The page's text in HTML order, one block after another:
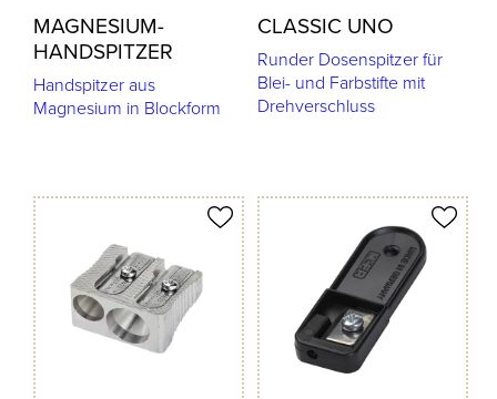
MAGNESIUM-
HANDSPITZER
Handspitzer aus
Magnesium in Blockform
CLASSIC UNO
Runder Dosenspitzer für
Blei- und Farbstifte mit
Drehverschluss
merken Produkt merken